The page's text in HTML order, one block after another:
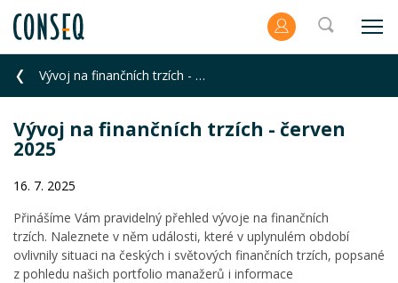
Vývoj na finančních trzích - červen 2025
Vývoj na finančních trzích - červen
2025
16. 7. 2025
Přinášíme Vám pravidelný přehled vývoje na finančních
trzích. Naleznete v něm události, které v uplynulém období
ovlivnily situaci na českých i světových finančních trzích, popsané
z pohledu našich portfolio manažerů i informace